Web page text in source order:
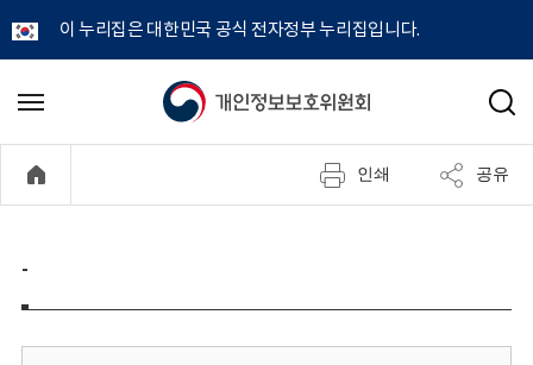
이 누리집은 대한민국 공식 전자정부 누리집입니다.
개
정
보
메
기
검
인쇄 공유
-